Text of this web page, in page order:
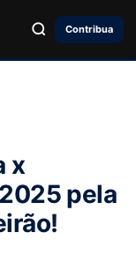
Contribua
x
pela